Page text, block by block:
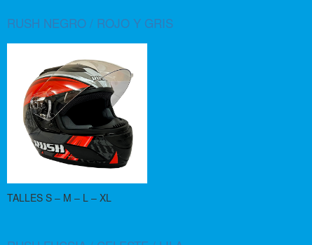
RUSH NEGRO / ROJO Y GRIS
TALLES S – M – L – XL